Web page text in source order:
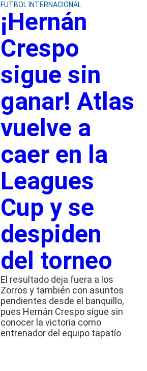
FUTBOL INTERNACIONAL
¡Hernán
Crespo
sigue sin
ganar! Atlas
vuelve a
caer en la
Leagues
Cup y se
despiden
del torneo
El resultado deja fuera a los
Zorros y también con asuntos
pendientes desde el banquillo,
pues Hernán Crespo sigue sin
conocer la victoria como
entrenador del equipo tapatío